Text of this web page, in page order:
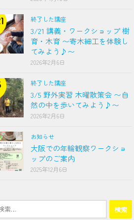
終了した講座
3/21 講義・ワークショップ 樹
育・木育 〜寄木細工を体験し
てみよう♪〜
2026年2月6日
終了した講座
3/5 野外実習 木曜散策会 〜自
然の中を歩いてみよう♪〜
2026年2月6日
お知らせ
大阪での年輪観察ワークショ
ップのご案内
2025年12月6日